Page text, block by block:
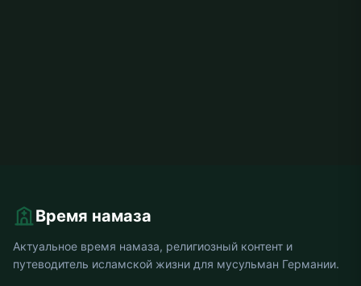
Время намаза
Актуальное время намаза, религиозный контент и
путеводитель исламской жизни для мусульман Германии.